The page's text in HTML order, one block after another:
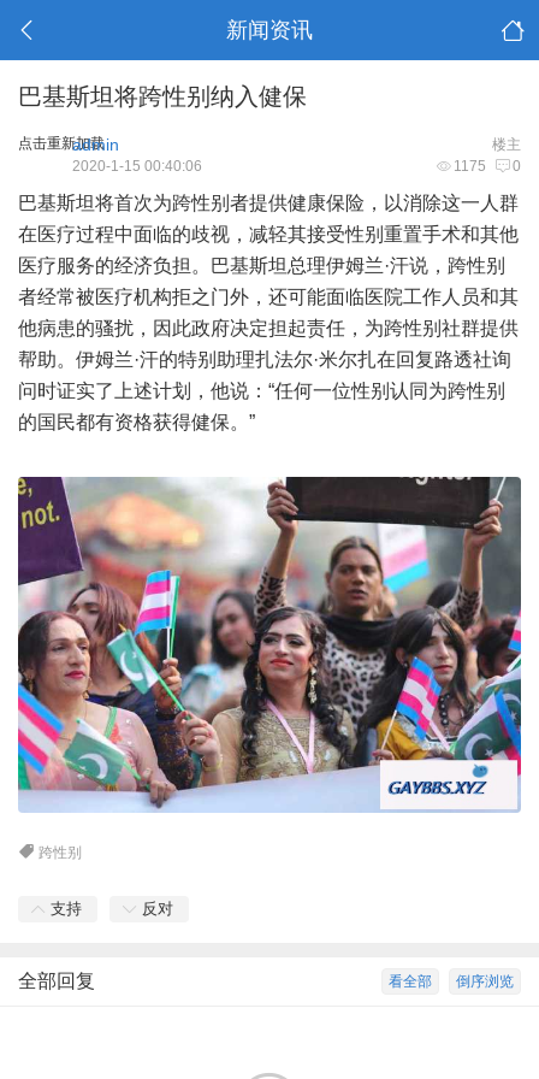
新闻资讯
巴基斯坦将跨性别纳入健保
点击重新加载 楼主
admin
1175 0
2020-1-15 00:40:06
巴基斯坦将首次为跨性别者提供健康保险，以消除这一人群
在医疗过程中面临的歧视，减轻其接受性别重置手术和其他
医疗服务的经济负担。巴基斯坦总理伊姆兰·汗说，跨性别
者经常被医疗机构拒之门外，还可能面临医院工作人员和其
他病患的骚扰，因此政府决定担起责任，为跨性别社群提供
帮助。伊姆兰·汗的特别助理扎法尔·米尔扎在回复路透社询
问时证实了上述计划，他说：“任何一位性别认同为跨性别
的国民都有资格获得健保。”
跨性别
支持 反对
倒序浏览
看全部
全部回复